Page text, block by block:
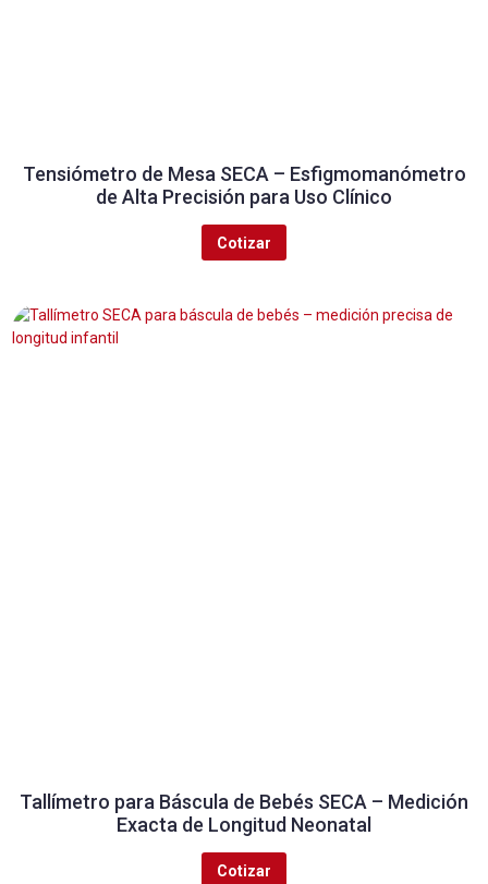
Tensiómetro de Mesa SECA – Esfigmomanómetro
de Alta Precisión para Uso Clínico
Cotizar
Tallímetro para Báscula de Bebés SECA – Medición
Exacta de Longitud Neonatal
Cotizar